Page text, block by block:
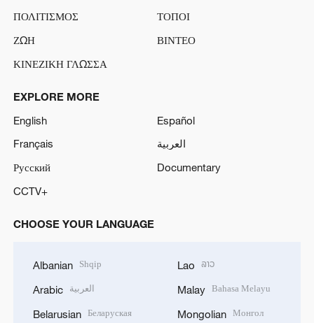
ΠΟΛΙΤΙΣΜΟΣ
ΤΟΠΟΙ
ΖΩΗ
ΒΙΝΤΕΟ
ΚΙΝΕΖΙΚΗ ΓΛΩΣΣΑ
EXPLORE MORE
English
Español
Français
العربية
Русский
Documentary
CCTV+
CHOOSE YOUR LANGUAGE
Albanian Shqip
Arabic العربية
Belarusian Беларуская
Lao ລາວ
Malay Bahasa Melayu
Mongolian Монгол